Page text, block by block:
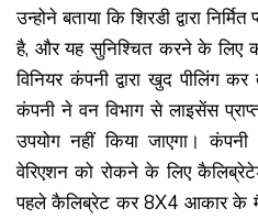
उन्होने बताया कि शिरडी द्वारा
है, और यह सुनिश्चित करने के लिए
विनियर कंपनी द्वारा खुद पीलिंग
कंपनी ने वन विभाग से लाइसेंस
उपयोग नहीं किया जाएगा। कंपनी
वेरिएशन को रोकने के लिए
पहले कैलिब्रेट कर 8X4 आकार के